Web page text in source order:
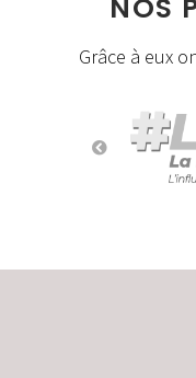
NOS
Grâce à eux